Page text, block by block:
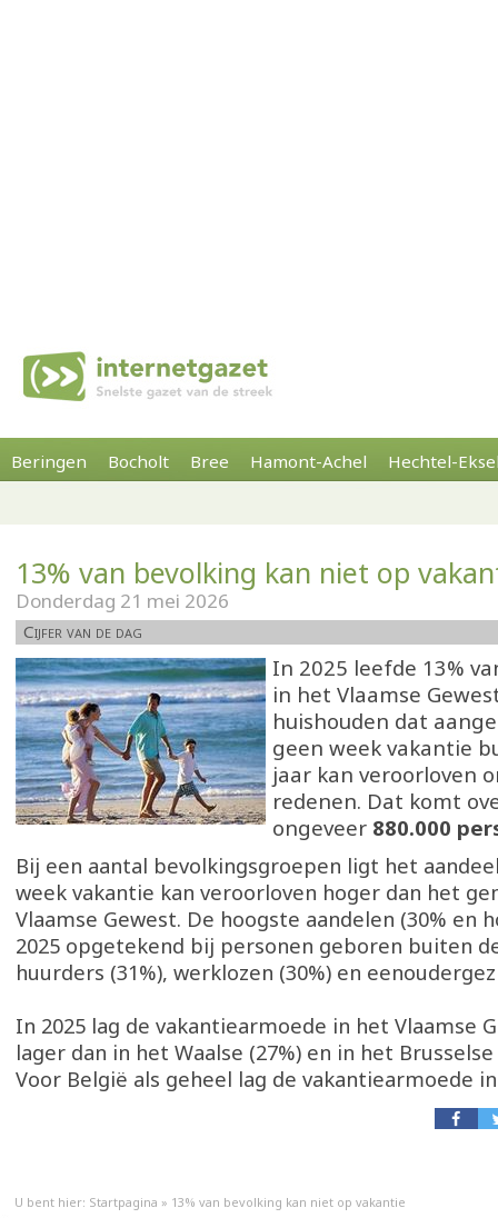
Beringen Bocholt Bree Hamont-Achel Hechtel-
13% van bevolking kan niet op
Donderdag 21 mei 2026
Cijfer van de dag
In 2025 leefde 13%
in het Vlaamse
huishouden dat
geen week vakantie
jaar kan veroorloven
redenen. Dat komt
ongeveer 880.000
Bij een aantal bevolkingsgroepen ligt het
week vakantie kan veroorloven hoger dan het
Vlaamse Gewest. De hoogste aandelen (30% en
2025 opgetekend bij personen geboren buiten de
huurders (31%), werklozen (30%) en
In 2025 lag de vakantiearmoede in het Vlaamse
lager dan in het Waalse (27%) en in het Brusselse
Voor België als geheel lag de vakantiearmoede in
U bent hier: Startpagina » 13% van bevolking kan niet op vakantie